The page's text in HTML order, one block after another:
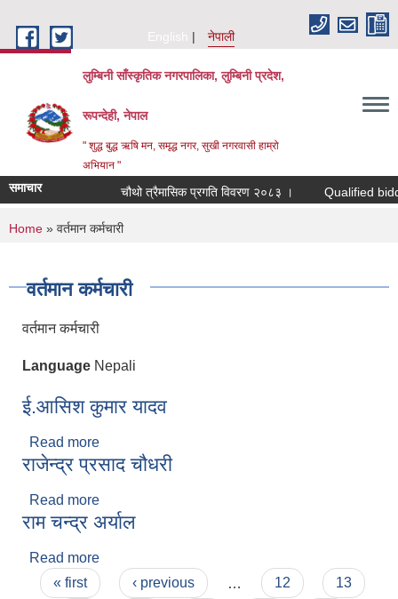
English
नेपाली
लुम्बिनी साँस्कृतिक नगरपालिका, लुम्बिनी प्रदेश,
रूपन्देही, नेपाल
" शुद्ध बुद्ध ऋषि मन, समृद्ध नगर, सुखी नगरवासी हाम्रो
अभियान "
समाचार चौथो त्रैमासिक प्रगति विवरण २०८३ । Qualified bidders
You are here
Home » वर्तमान कर्मचारी
वर्तमान कर्मचारी
वर्तमान कर्मचारी
Language Nepali
ई.आसिश कुमार यादव
Read more
राजेन्द्र प्रसाद चौधरी
Read more
राम चन्द्र अर्याल
Read more
Pages
« first ‹ previous 12
13